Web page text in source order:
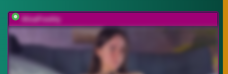
AlisaFreshly